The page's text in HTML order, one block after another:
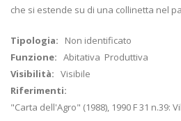
che si estende su di una collinetta nel
Tipologia: Non identificato
Funzione: Abitativa Produttiva
Visibilità: Visibile
Riferimenti:
"Carta dell'Agro" (1988), 1990 F 31 n.39: